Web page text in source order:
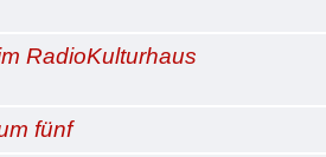
RadioKulturhaus
fünf